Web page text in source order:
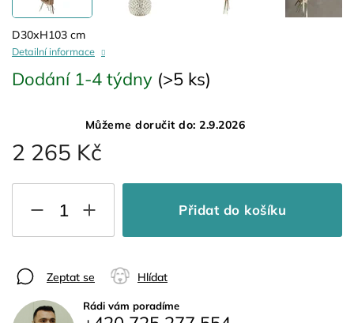
2 265 Kč
Dodání 1-4 týdny (>5 ks)
Můžeme doručit do: 2.9.2026
Přidat do košíku
D30xH103 cm
Detailní informace
Zeptat se Hlídat
Rádi vám poradíme